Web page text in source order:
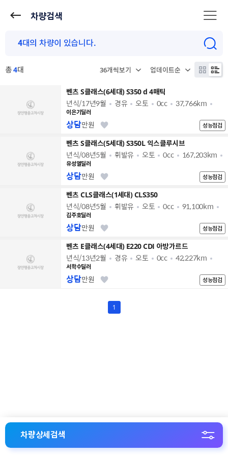
차량검색
차량상세검색
총4대
벤츠 S클래스(6세대) S350 d 4매틱
년식/17년9월 경유 오토 0cc 37,766km
이은기딜러
성능점검
상담만원
벤츠 S클래스(5세대) S350L 익스클루시브
년식/08년5월 휘발유 오토 0cc 167,203km
유성열딜러
성능점검
상담만원
벤츠 CLS클래스(1세대) CLS350
년식/08년5월 휘발유 오토 0cc 91,100km
김주호딜러
성능점검
상담만원
벤츠 E클래스(4세대) E220 CDI 아방가르드
년식/13년2월 경유 오토 0cc 42,227km
서학수딜러
성능점검
상담만원
1